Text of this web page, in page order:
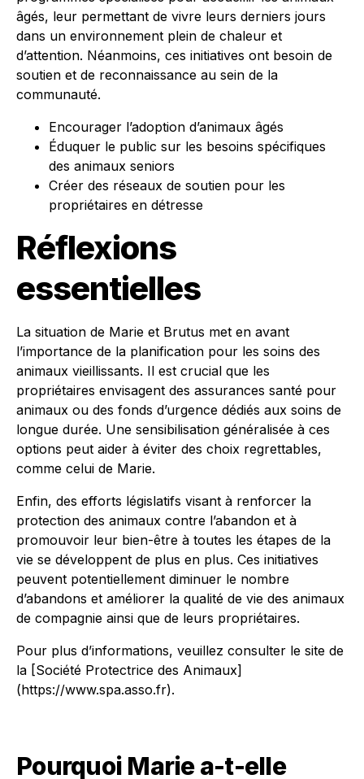
âgés, leur permettant de vivre leurs derniers jours
dans un environnement plein de chaleur et
d’attention. Néanmoins, ces initiatives ont besoin de
soutien et de reconnaissance au sein de la
communauté.
Encourager l’adoption d’animaux âgés
Éduquer le public sur les besoins spécifiques
des animaux seniors
Créer des réseaux de soutien pour les
propriétaires en détresse
Réflexions
essentielles
La situation de Marie et Brutus met en avant
l’importance de la planification pour les soins des
animaux vieillissants. Il est crucial que les
propriétaires envisagent des assurances santé pour
animaux ou des fonds d’urgence dédiés aux soins de
longue durée. Une sensibilisation généralisée à ces
options peut aider à éviter des choix regrettables,
comme celui de Marie.
Enfin, des efforts législatifs visant à renforcer la
protection des animaux contre l’abandon et à
promouvoir leur bien-être à toutes les étapes de la
vie se développent de plus en plus. Ces initiatives
peuvent potentiellement diminuer le nombre
d’abandons et améliorer la qualité de vie des animaux
de compagnie ainsi que de leurs propriétaires.
Pour plus d’informations, veuillez consulter le site de
la [Société Protectrice des Animaux]
(https://www.spa.asso.fr).
Pourquoi Marie a-t-elle